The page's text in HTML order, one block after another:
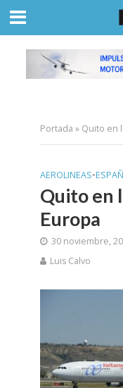
Portada » Quito en
AEROLINEAS•
Quito en
Europa
30 noviembre,
Luis Calvo